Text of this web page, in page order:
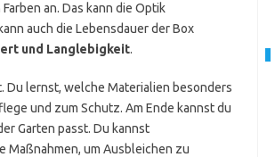
an. Das kann die Optik
auch die Lebensdauer der Box
und Langlebigkeit.
Du lernst, welche Materialien besonders
und zum Schutz. Am Ende kannst du
Garten passt. Du kannst
um Ausbleichen zu